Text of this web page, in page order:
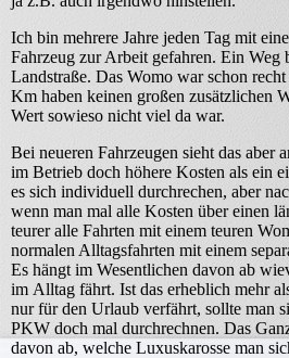
Ich bin mehrere Jahre jeden Tag mit
Fahrzeug zur Arbeit gefahren. Ein Weg
Landstraße. Das Womo war schon
Km haben keinen großen zusätzlichen
Wert sowieso nicht viel da war.
Bei neueren Fahrzeugen sieht das aber
im Betrieb doch höhere Kosten als ein
es sich individuell durchrechen, aber
wenn man mal alle Kosten über einen
teurer alle Fahrten mit einem teuren
normalen Alltagsfahrten mit einem
Es hängt im Wesentlichen davon ab
im Alltag fährt. Ist das erheblich mehr
nur für den Urlaub verfährt, sollte man
PKW doch mal durchrechnen. Das
davon ab, welche Luxuskarosse man